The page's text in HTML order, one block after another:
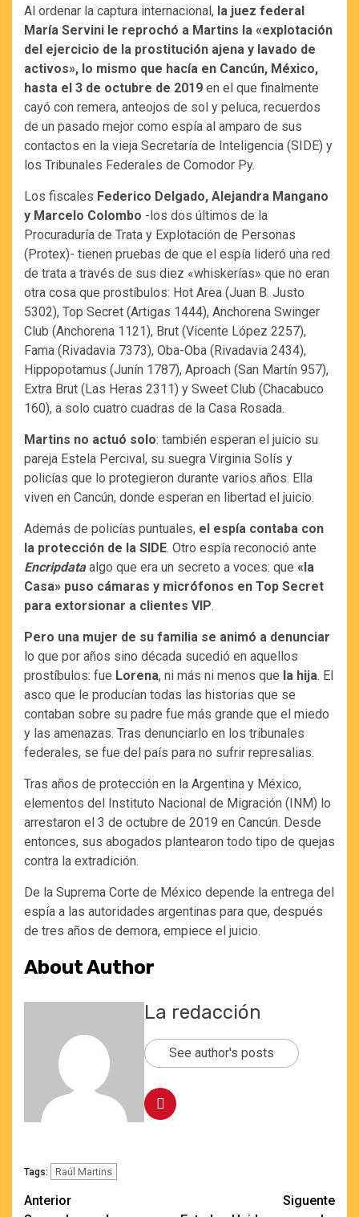
Al ordenar la captura internacional, la juez federal
María Servini le reprochó a Martins la «explotación
del ejercicio de la prostitución ajena y lavado de
activos», lo mismo que hacía en Cancún, México,
hasta el 3 de octubre de 2019 en el que finalmente
cayó con remera, anteojos de sol y peluca, recuerdos
de un pasado mejor como espía al amparo de sus
contactos en la vieja Secretaría de Inteligencia (SIDE) y
los Tribunales Federales de Comodor Py.
Los fiscales Federico Delgado, Alejandra Mangano
y Marcelo Colombo -los dos últimos de la
Procuraduría de Trata y Explotación de Personas
(Protex)- tienen pruebas de que el espía lideró una red
de trata a través de sus diez «whiskerías» que no eran
otra cosa que prostíbulos: Hot Area (Juan B. Justo
5302), Top Secret (Artigas 1444), Anchorena Swinger
Club (Anchorena 1121), Brut (Vicente López 2257),
Fama (Rivadavia 7373), Oba-Oba (Rivadavia 2434),
Hippopotamus (Junín 1787), Aproach (San Martín 957),
Extra Brut (Las Heras 2311) y Sweet Club (Chacabuco
160), a solo cuatro cuadras de la Casa Rosada.
Martins no actuó solo: también esperan el juicio su
pareja Estela Percival, su suegra Virginia Solís y
policías que lo protegieron durante varios años. Ella
viven en Cancún, donde esperan en libertad el juicio.
Además de policías puntuales, el espía contaba con
la protección de la SIDE. Otro espía reconoció ante
Encripdataalgo que era un secreto a voces: que «la
Casa» puso cámaras y micrófonos en Top Secret
para extorsionar a clientes VIP.
Pero una mujer de su familia se animó a denunciar
lo que por años sino década sucedió en aquellos
prostíbulos: fue Lorena, ni más ni menos que la hija. El
asco que le producían todas las historias que se
contaban sobre su padre fue más grande que el miedo
y las amenazas. Tras denunciarlo en los tribunales
federales, se fue del país para no sufrir represalias.
Tras años de protección en la Argentina y México,
elementos del Instituto Nacional de Migración (INM) lo
arrestaron el 3 de octubre de 2019 en Cancún. Desde
entonces, sus abogados plantearon todo tipo de quejas
contra la extradición.
De la Suprema Corte de México depende la entrega del
espía a las autoridades argentinas para que, después
de tres años de demora, empiece el juicio.
About Author
La redacción
See author's posts
Tags: Raúl Martins
Navegación
Anterior
Siguente